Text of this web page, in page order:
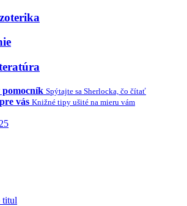
Spýtajte sa Sherlocka, čo čítať
vás Knižné tipy ušité na mieru vám
titul